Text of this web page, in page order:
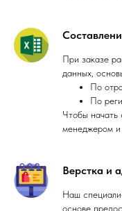
При заказе
данных,
По
По
Чтобы начать
менеджером и
Верстка и
Наш
основе